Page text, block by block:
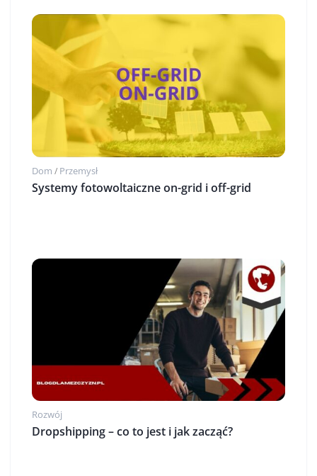
Dom / Przemysł
Systemy fotowoltaiczne on-grid i off-grid
Rozwój
Dropshipping – co to jest i jak zacząć?